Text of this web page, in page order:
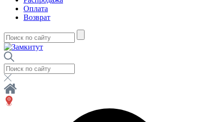
Оплата
Возврат